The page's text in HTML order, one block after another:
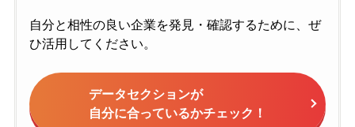
自分と相性の良い企業を発見・確認するために、ぜ
ひ活用してください。
データセクションが
自分に合っているかチェック！